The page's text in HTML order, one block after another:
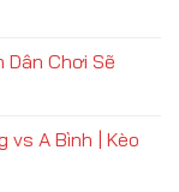
Dân Chơi Sẽ
vs A Bình | Kèo